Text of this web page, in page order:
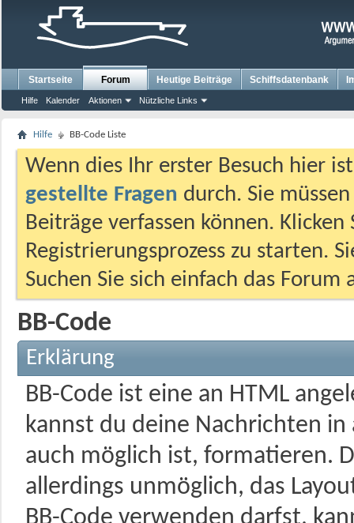
Startseite Forum
Hilfe Kalender Aktionen Nützliche Links
Heutige Beiträge Schiffsdatenbank
Hilfe BB-Code Liste
Wenn dies Ihr erster Besuch hier
gestellte Fragen durch. Sie
Beiträge verfassen können.
Registrierungsprozess zu starten.
Suchen Sie sich einfach das
BB-Code
Erklärung
BB-Code ist eine an HTML
kannst du deine Nachrichten
auch möglich ist, formatieren.
allerdings unmöglich, das